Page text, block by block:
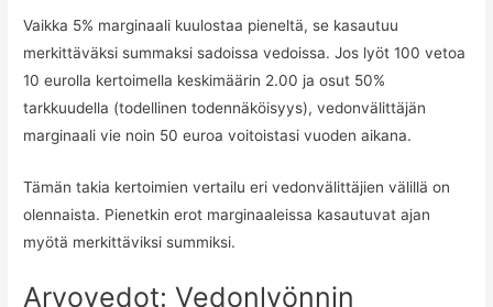
Vaikka 5% marginaali kuulostaa pieneltä, se kasautuu
merkittäväksi summaksi sadoissa vedoissa. Jos lyöt 100 vetoa
10 eurolla kertoimella keskimäärin 2.00 ja osut 50%
tarkkuudella (todellinen todennäköisyys), vedonvälittäjän
marginaali vie noin 50 euroa voitoistasi vuoden aikana.
Tämän takia kertoimien vertailu eri vedonvälittäjien välillä on
olennaista. Pienetkin erot marginaaleissa kasautuvat ajan
myötä merkittäviksi summiksi.
Arvovedot: Vedonlyönnin